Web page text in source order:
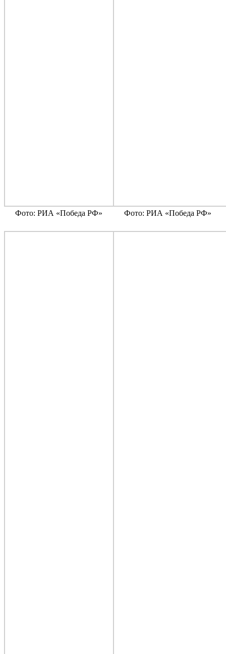
Фото: РИА «Победа РФ» Фото: РИА «Победа РФ»